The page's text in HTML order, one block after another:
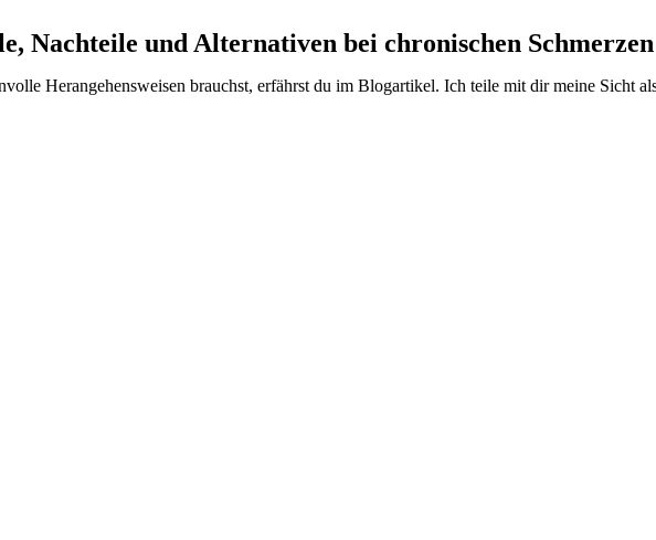
Nachteile und Alternativen bei chronischen Schmerzen
Herangehensweisen brauchst, erfährst du im Blogartikel. Ich teile mit dir meine Sicht